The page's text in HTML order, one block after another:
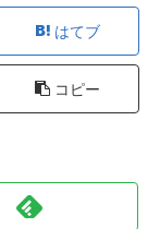
はてブ
コピー